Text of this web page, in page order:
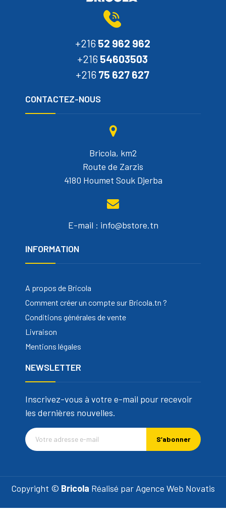
+216 52 962 962
+216 54603503
+216 75 627 627
CONTACTEZ-NOUS
Bricola, km2
Route de Zarzis
4180 Houmet Souk Djerba
E-mail : info@bstore.tn
INFORMATION
A propos de Bricola
Comment créer un compte sur Bricola.tn ?
Conditions générales de vente
Livraison
Mentions légales
NEWSLETTER
Inscrivez-vous à votre e-mail pour recevoir
les dernières nouvelles.
S’abonner
Copyright © Bricola Réalisé par Agence Web Novatis